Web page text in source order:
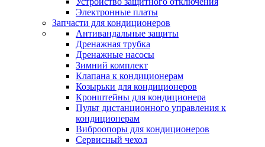
Электронные платы
Запчасти для кондиционеров
Антивандальные защиты
Дренажная трубка
Дренажные насосы
Зимний комплект
Клапана к кондиционерам
Козырьки для кондиционеров
Кронштейны для кондиционера
Пульт дистанционного управления к
кондиционерам
Виброопоры для кондиционеров
Сервисный чехол